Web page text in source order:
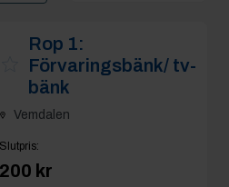
Rop 1:
Förvaringsbänk/ tv-
bänk
Vemdalen
Slutpris:
200 kr